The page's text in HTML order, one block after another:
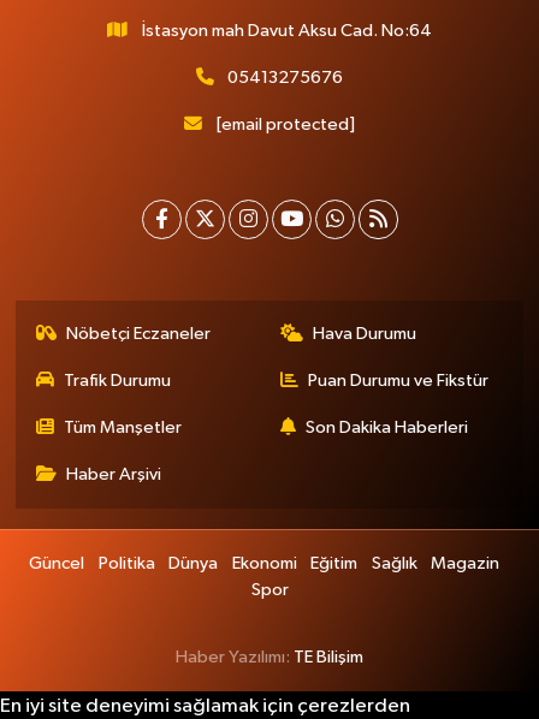
İstasyon mah Davut Aksu Cad. No:64
05413275676
[email protected]
Nöbetçi Eczaneler Hava Durumu
Trafik Durumu Puan Durumu ve Fikstür
Tüm Manşetler Son Dakika Haberleri
Haber Arşivi
Güncel Politika Dünya Ekonomi Eğitim Sağlık
Magazin
Spor
Haber Yazılımı: TE Bilişim
En iyi site deneyimi sağlamak için çerezlerden